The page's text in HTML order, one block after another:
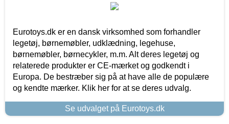
Eurotoys.dk er en dansk virksomhed som forhandler
legetøj, børnemøbler, udklædning, legehuse,
børnemøbler, børnecykler, m.m. Alt deres legetøj og
relaterede produkter er CE-mærket og godkendt i
Europa. De bestræber sig på at have alle de populære
og kendte mærker. Klik her for at se deres udvalg.
Se udvalget på Eurotoys.dk